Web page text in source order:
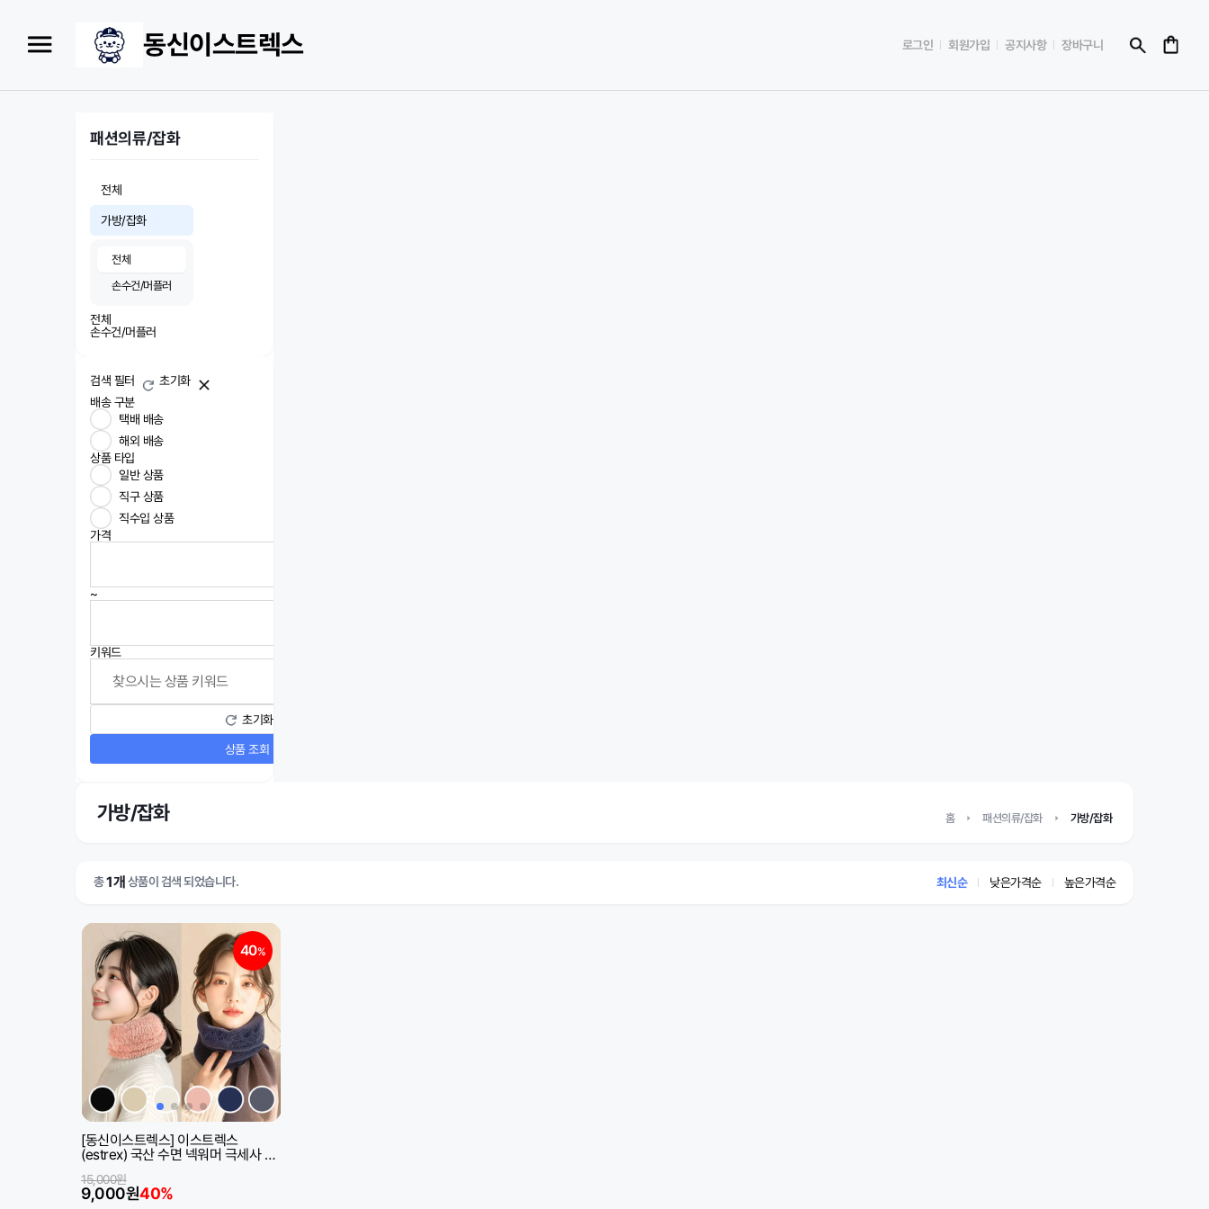
동신이스트렉스 로그인 회원가입 공지사항 장바구니
패션의류/잡화
전체
가방/잡화
전체
손수건/머플러
전체
손수건/머플러
검색 필터
초기화
배송 구분
택배 배송
해외 배송
상품 타입
일반 상품
직구 상품
직수입 상품
가격
~
키워드
초기화
상품 조회
가방/잡화 홈 패션의류/잡화 가방/잡화
총1개상품이 검색 되었습니다. 최신순 낮은가격순 높은가격순
40%
[동신이스트렉스] 이스트렉스
(estrex) 국산 수면 넥워머 극세사 목
린이용 무료배송
9,000원40%
15,000원